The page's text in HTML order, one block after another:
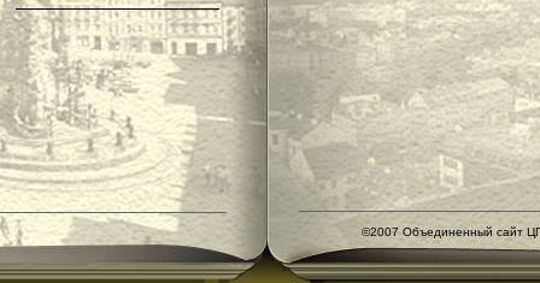
©2007 Объединенный сайт